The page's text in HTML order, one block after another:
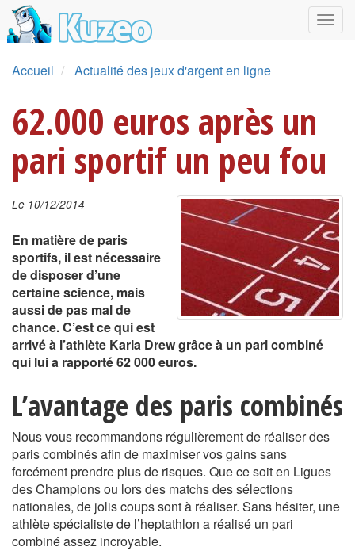
Accueil Actualité des jeux d'argent en ligne
62.000 euros après un
pari sportif un peu fou
Le 10/12/2014
En matière de paris
sportifs, il est nécessaire
de disposer d’une
certaine science, mais
aussi de pas mal de
chance. C’est ce qui est
arrivé à l’athlète Karla Drew grâce à un pari combiné
qui lui a rapporté 62 000 euros.
L’avantage des paris combinés
Nous vous recommandons régulièrement de réaliser des
paris combinés afin de maximiser vos gains sans
forcément prendre plus de risques. Que ce soit en Ligues
des Champions ou lors des matchs des sélections
nationales, de jolis coups sont à réaliser. Sans hésiter, une
athlète spécialiste de l’heptathlon a réalisé un pari
combiné assez incroyable.